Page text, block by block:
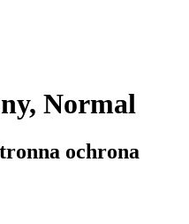
Normal
ochrona